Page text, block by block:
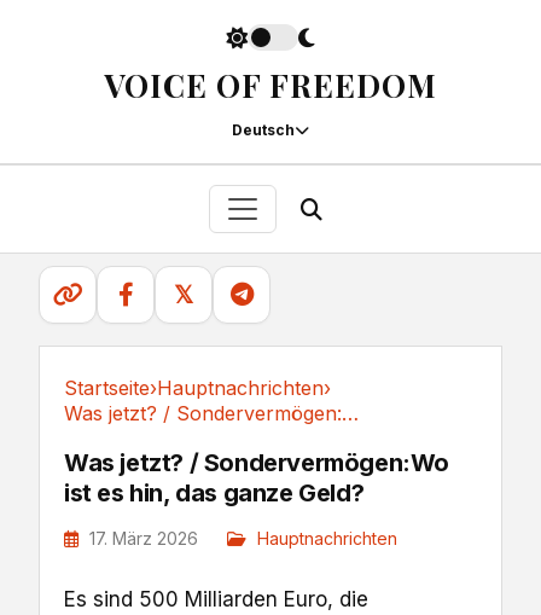
VOICE OF FREEDOM
Deutsch
𝕏
Startseite›Hauptnachrichten›
Was jetzt? / Sondervermögen:Wo ist es hin, das...
Was jetzt? / Sondervermögen:Wo
ist es hin, das ganze Geld?
17. März 2026 Hauptnachrichten
Es sind 500 Milliarden Euro, die